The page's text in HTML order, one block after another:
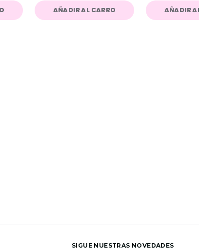
AÑADIR AL CARRO AÑADIR
SIGUE NUESTRAS NOVEDADES